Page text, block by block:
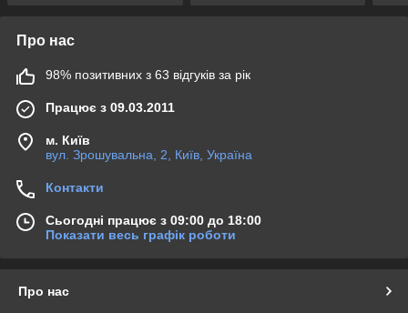
Про нас
98% позитивних з 63 відгуків за рік
Працює з 09.03.2011
м. Київ
вул. Зрошувальна, 2, Київ, Україна
Контакти
Сьогодні працює з 09:00 до 18:00
Показати весь графік роботи
Про нас